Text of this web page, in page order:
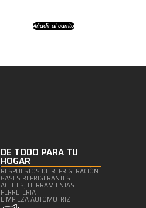
Añadir al carrito
DE TODO PARA TU
HOGAR
RESPUESTOS DE REFRIGERACIÒN
GASES REFRIGERANTES
ACEITES, HERRAMIENTAS
FERRETERIA
LIMPIEZA AUTOMOTRIZ